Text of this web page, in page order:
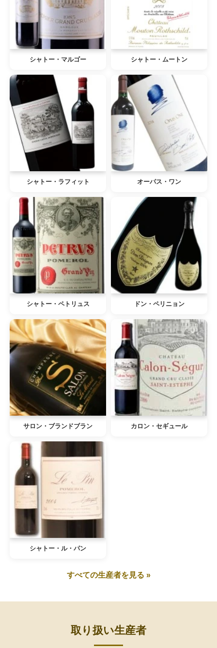
シャトー・マルゴー シャトー・ムートン
シャトー・ラフィット オーパス・ワン
シャトー・ペトリュス ドン・ペリニョン
サロン・ブランドブラン カロン・セギュール
シャトー・ル・パン
すべての生産者を見る »
取り扱い生産者